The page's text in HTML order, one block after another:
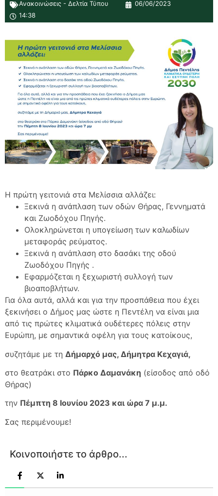
Ανακοινώσεις - Δελτία Τύπου
06/06/2023
14:38
Η πρώτη γειτονιά στα Μελίσσια αλλάζει:
Ξεκινά η ανάπλαση των οδών Θήρας, Γεννηματά
και Ζωοδόχου Πηγής.
Ολοκληρώνεται η υπογείωση των καλωδίων
μεταφοράς ρεύματος.
Ξεκινά η ανάπλαση στο δασάκι της οδού
Ζωοδόχου Πηγής .
Εφαρμόζεται η ξεχωριστή συλλογή των
βιοαποβλήτων.
Για όλα αυτά, αλλά και για την προσπάθεια που έχει
ξεκινήσει ο Δήμος μας ώστε η Πεντέλη να είναι μια
από τις πρώτες κλιματικά ουδέτερες πόλεις στην
Ευρώπη, με σημαντικά οφέλη για τους κατοίκους,
συζητάμε με τη Δήμαρχό μας, Δήμητρα Κεχαγιά,
στο θεατράκι στο Πάρκο Δαμανάκη (είσοδος από οδό
Θήρας)
την Πέμπτη 8 Ιουνίου 2023 και ώρα 7 μ.μ.
Σας περιμένουμε!
Κοινοποιήστε το άρθρο...